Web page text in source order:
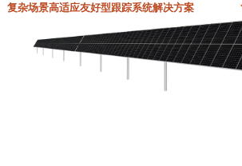
复杂场景高适应友好型跟踪系统解决方案